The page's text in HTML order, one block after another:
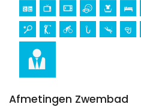
van het huis)
kasteel (Castillo de Denia)
huis)
Sportactiviteiten
tennis, golf (Club de golf
paardrijden (binnen 10
Afmetingen Zwembad